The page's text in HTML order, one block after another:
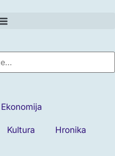
Ekonomija
Kultura Hronika